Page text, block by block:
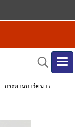
กระดาษการ์ดขาว